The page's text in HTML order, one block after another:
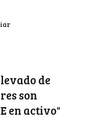
de
son
en activo"